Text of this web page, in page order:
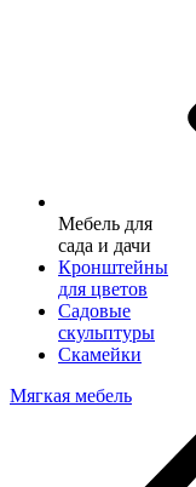
Мебель для
сада и дачи
Кронштейны
для цветов
Садовые
скульптуры
Скамейки
Мягкая мебель